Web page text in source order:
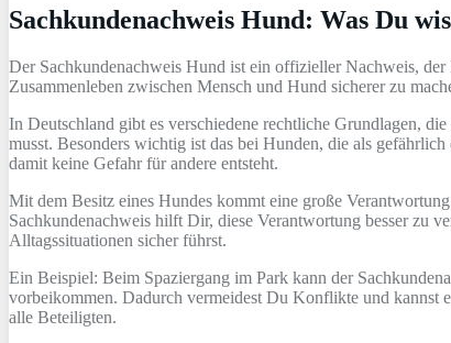
Sachkundenachweis Hund: Was Du
Der Sachkundenachweis Hund ist ein offizieller Nachweis,
Zusammenleben zwischen Mensch und Hund sicherer zu
In Deutschland gibt es verschiedene rechtliche Grundlagen,
musst. Besonders wichtig ist das bei Hunden, die als
damit keine Gefahr für andere entsteht.
Mit dem Besitz eines Hundes kommt eine große
Sachkundenachweis hilft Dir, diese Verantwortung besser zu
Alltagssituationen sicher führst.
Ein Beispiel: Beim Spaziergang im Park kann der
vorbeikommen. Dadurch vermeidest Du Konflikte und kannst
alle Beteiligten.